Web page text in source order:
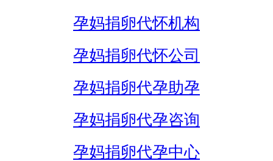
孕妈捐卵代怀机构
孕妈捐卵代怀公司
孕妈捐卵代孕助孕
孕妈捐卵代孕咨询
孕妈捐卵代孕中心